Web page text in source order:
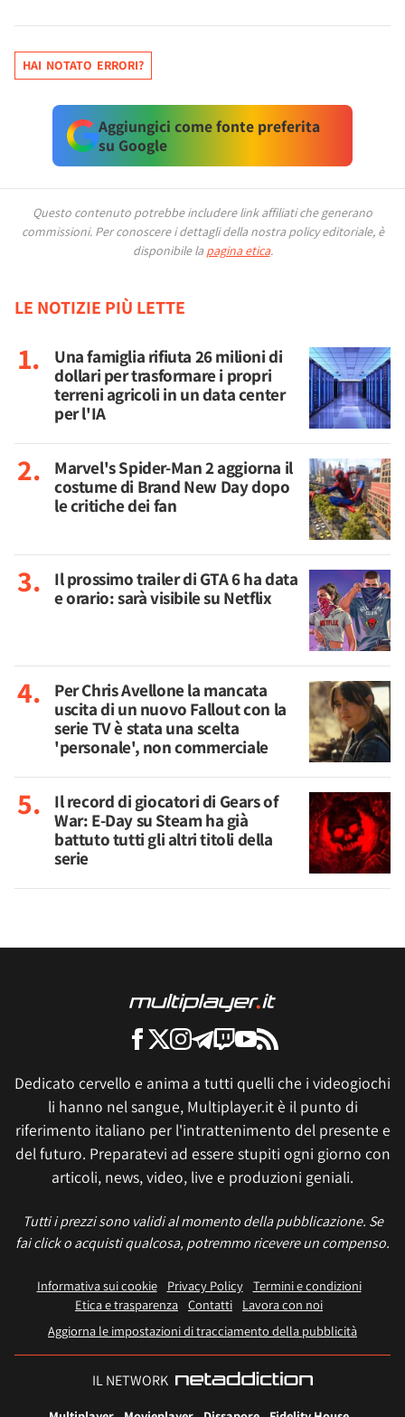
HAI NOTATO ERRORI?
Aggiungici come fonte preferita
su Google
Questo contenuto potrebbe includere link affiliati che generano
commissioni. Per conoscere i dettagli della nostra policy editoriale, è
disponibile la pagina etica.
LE NOTIZIE PIÙ LETTE
Una famiglia rifiuta 26 milioni di
dollari per trasformare i propri
terreni agricoli in un data center
per l'IA
Marvel's Spider-Man 2 aggiorna il
costume di Brand New Day dopo
le critiche dei fan
Il prossimo trailer di GTA 6 ha data
e orario: sarà visibile su Netflix
Per Chris Avellone la mancata
uscita di un nuovo Fallout con la
serie TV è stata una scelta
'personale', non commerciale
Il record di giocatori di Gears of
War: E-Day su Steam ha già
battuto tutti gli altri titoli della
serie
Dedicato cervello e anima a tutti quelli che i videogiochi
li hanno nel sangue, Multiplayer.it è il punto di
riferimento italiano per l'intrattenimento del presente e
del futuro. Preparatevi ad essere stupiti ogni giorno con
articoli, news, video, live e produzioni geniali.
Tutti i prezzi sono validi al momento della pubblicazione. Se
fai click o acquisti qualcosa, potremmo ricevere un compenso.
Informativa sui cookie Privacy Policy
Termini e condizioni
Etica e trasparenza Contatti
Lavora con noi
Aggiorna le impostazioni di tracciamento della pubblicità
IL NETWORK